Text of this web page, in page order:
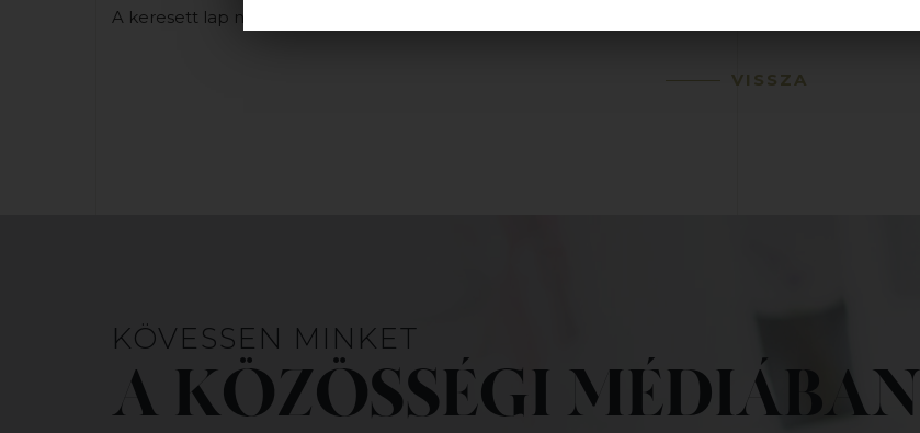
A keresett lap nem található.
VISSZA
KÖVESSEN MINKET
A KÖZÖSSÉGI MÉDIÁBAN